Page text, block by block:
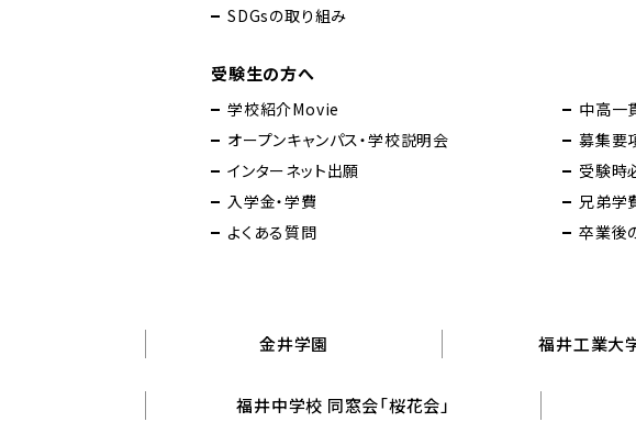
SDGsの取り組み
受験生の方へ
学校紹介Movie 中高一
オープンキャンパス・学校説明会
募集要
インターネット出願
受験時
入学金・学費
兄弟学
よくある質問
卒業後
金井学園 福井工業大
福井中学校 同窓会「桜花会」